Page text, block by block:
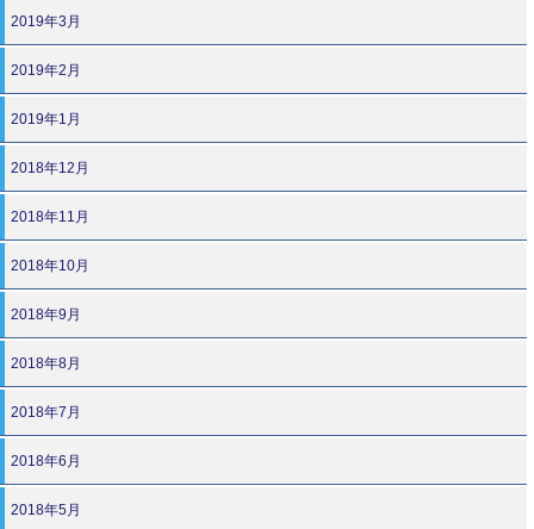
2019年3月
2019年2月
2019年1月
2018年12月
2018年11月
2018年10月
2018年9月
2018年8月
2018年7月
2018年6月
2018年5月